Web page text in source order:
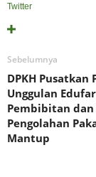
Twitter
Sebelumnya
DPKH Pusatkan
Unggulan
Pembibitan dan
Pengolahan
Mantup